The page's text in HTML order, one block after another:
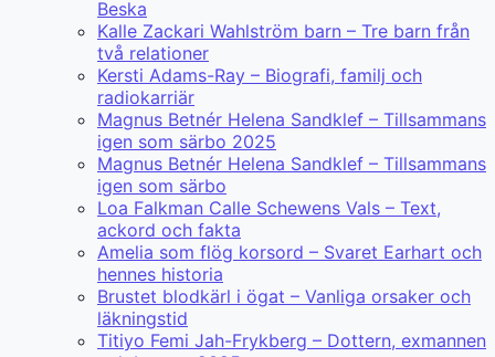
Beska
Kalle Zackari Wahlström barn – Tre barn från
två relationer
Kersti Adams-Ray – Biografi, familj och
radiokarriär
Magnus Betnér Helena Sandklef – Tillsammans
igen som särbo 2025
Magnus Betnér Helena Sandklef – Tillsammans
igen som särbo
Loa Falkman Calle Schewens Vals – Text,
ackord och fakta
Amelia som flög korsord – Svaret Earhart och
hennes historia
Brustet blodkärl i ögat – Vanliga orsaker och
läkningstid
Titiyo Femi Jah-Frykberg – Dottern, exmannen